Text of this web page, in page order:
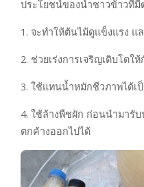
ประโยชน์ของน้ำซาวข้าวที่มี
1. จะทำให้ต้นไม้ดูแข็งแรง
2. ช่วยเร่งการเจริญเติบโต
3. ใช้แทนน้ำหมักชีวภาพได้เ
4. ใช้ล้างพืชผัก ก่อนนำมารั
ตกค้างออกไปได้